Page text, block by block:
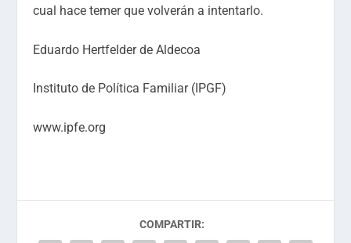
cual hace temer que volverán a intentarlo.
Eduardo Hertfelder de Aldecoa
Instituto de Política Familiar (IPGF)
www.ipfe.org
COMPARTIR: